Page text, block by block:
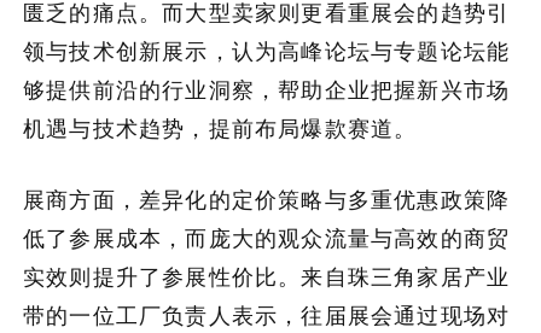
匮乏的痛点。而大型卖家则更看重展会的趋势引
领与技术创新展示，认为高峰论坛与专题论坛能
够提供前沿的行业洞察，帮助企业把握新兴市场
机遇与技术趋势，提前布局爆款赛道。
展商方面，差异化的定价策略与多重优惠政策降
低了参展成本，而庞大的观众流量与高效的商贸
实效则提升了参展性价比。来自珠三角家居产业
带的一位工厂负责人表示，往届展会通过现场对